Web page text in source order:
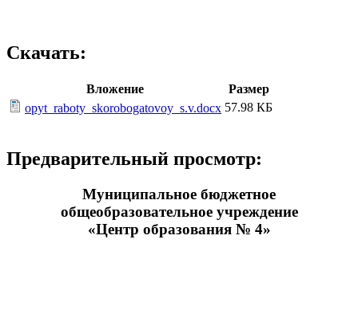
Скачать:
Вложение
Размер
opyt_raboty_skorobogatovoy_s.v.docx 57.98 КБ
Предварительный просмотр:
Муниципальное бюджетное
общеобразовательное учреждение
«Центр образования № 4»